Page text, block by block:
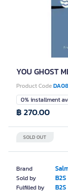
YOU GHOST
Product Code
Brand
Sold by B2S
Fulfilled by B2S
0% installment
SOLD OUT
฿ 270.00